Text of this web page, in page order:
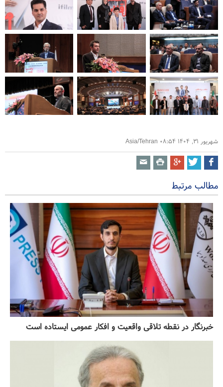
شهریور ۳۱, ۱۴۰۴ ۰۸:۵۴ Asia/Tehran
مطالب مرتبط
خبرنگار در نقطه تلاقی واقعیت و افکار عمومی ایستاده است